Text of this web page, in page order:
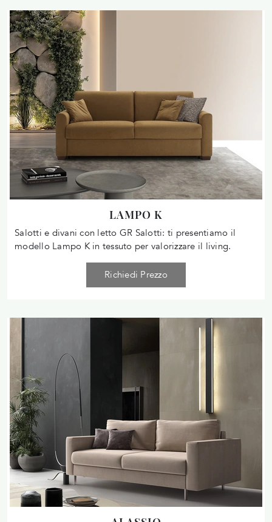
LAMPO K
Salotti e divani con letto GR Salotti: ti presentiamo il
modello Lampo K in tessuto per valorizzare il living.
Richiedi Prezzo